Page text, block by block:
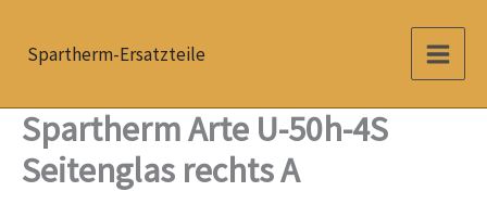
InhaltSpartherm-Ersatzteile
Spartherm Arte U-50h-4S
Seitenglas rechts A